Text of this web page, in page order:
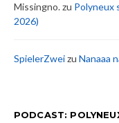
Missingno.zu Polyneux
2026)
SpielerZweizu Nanaaa
PODCAST: